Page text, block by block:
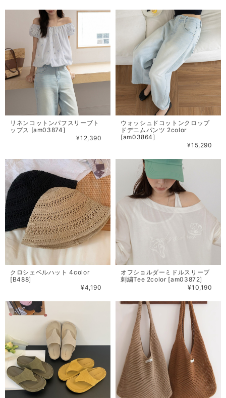
リネンコットンパフスリーブト
ップス [am03874]
¥12,390
ウォッシュドコットンクロップ
ドデニムパンツ 2color
[am03864]
¥15,290
クロシェベルハット 4color
[B488]
¥4,190
オフショルダーミドルスリーブ
刺繍Tee 2color [am03872]
¥10,190